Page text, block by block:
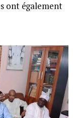
ont également